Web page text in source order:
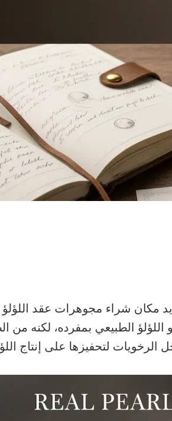
مكان شراء مجوهرات عقد
الطبيعي بمفرده، لكنه من
لتحفيزها على إنتاج